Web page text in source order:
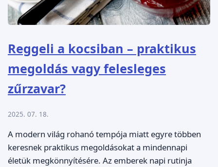
Reggeli a kocsiban – praktikus
megoldás vagy felesleges
zűrzavar?
2025. 07. 18.
A modern világ rohanó tempója miatt egyre többen
keresnek praktikus megoldásokat a mindennapi
életük megkönnyítésére. Az emberek napi rutinja